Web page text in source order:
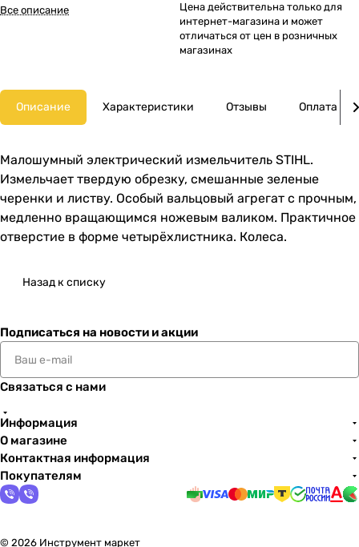
Все описание
Цена действительна только для
интернет-магазина и может
отличаться от цен в розничных
магазинах
Описание Характеристики Отзывы Оплата
Малошумный электрический измельчитель STIHL.
Измельчает твердую обрезку, смешанные зеленые
черенки и листву. Особый вальцовый агрегат с прочным,
медленно вращающимся ножевым валиком. Практичное
отверстие в форме четырёхлистника. Колеса.
Назад к списку
Подписаться на новости и акции
Связаться с нами
Информация
О магазине
Контактная информация
Покупателям
© 2026 Инструмент маркет